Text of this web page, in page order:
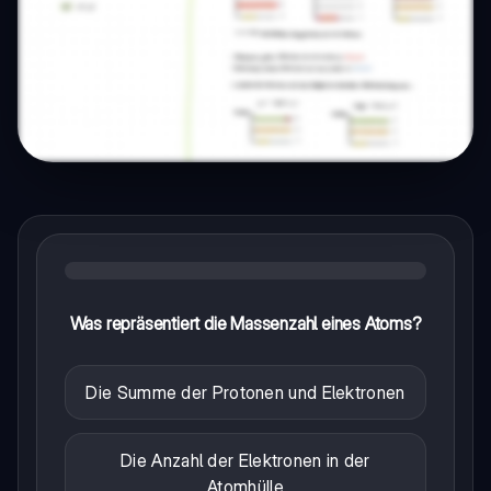
Was repräsentiert die Massenzahl eines Atoms?
Die Summe der Protonen und Elektronen
Die Anzahl der Elektronen in der
Atomhülle